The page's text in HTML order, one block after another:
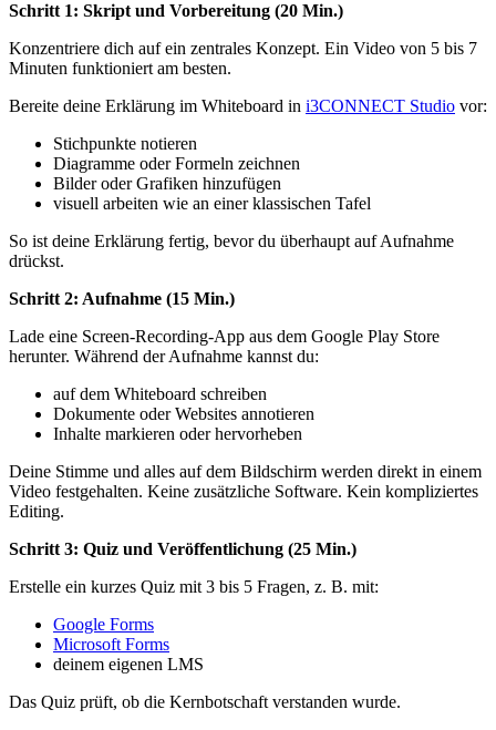
Schritt 1: Skript und Vorbereitung (20 Min.)
Konzentriere dich auf ein zentrales Konzept. Ein Video von 5 bis 7
Minuten funktioniert am besten.
Bereite deine Erklärung im Whiteboard in i3CONNECT Studio vor:
Stichpunkte notieren
Diagramme oder Formeln zeichnen
Bilder oder Grafiken hinzufügen
visuell arbeiten wie an einer klassischen Tafel
So ist deine Erklärung fertig, bevor du überhaupt auf Aufnahme
drückst.
Schritt 2: Aufnahme (15 Min.)
Lade eine Screen-Recording-App aus dem Google Play Store
herunter. Während der Aufnahme kannst du:
auf dem Whiteboard schreiben
Dokumente oder Websites annotieren
Inhalte markieren oder hervorheben
Deine Stimme und alles auf dem Bildschirm werden direkt in einem
Video festgehalten. Keine zusätzliche Software. Kein kompliziertes
Editing.
Schritt 3: Quiz und Veröffentlichung (25 Min.)
Erstelle ein kurzes Quiz mit 3 bis 5 Fragen, z. B. mit:
Google Forms
Microsoft Forms
deinem eigenen LMS
Das Quiz prüft, ob die Kernbotschaft verstanden wurde.